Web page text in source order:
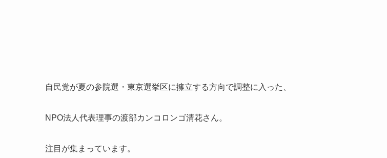
自民党が夏の参院選・東京選挙区に擁立する方向で調整に入った、
NPO法人代表理事の渡部カンコロンゴ清花さん。
注目が集まっています。